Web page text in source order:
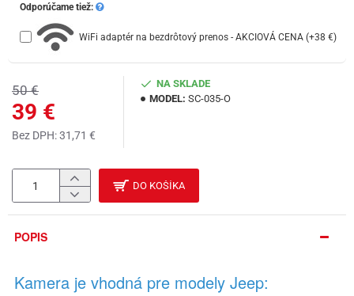
39 €
50 €
Bez DPH: 31,71 €
NA SKLADE
MODEL: SC-035-O
Odporúčame tiež:
WiFi adaptér na bezdrôtový prenos - AKCIOVÁ CENA (+38 €)
DO KOŠÍKA
POPIS
Kamera je vhodná pre modely Jeep: